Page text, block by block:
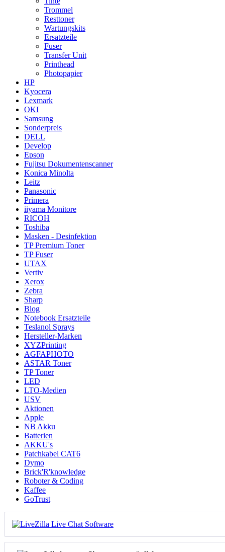
Trommel
Resttoner
Wartungskits
Ersatzteile
Fuser
Transfer Unit
Printhead
Photopapier
HP
Kyocera
Lexmark
OKI
Samsung
Sonderpreis
DELL
Develop
Epson
Fujitsu Dokumentenscanner
Konica Minolta
Leitz
Panasonic
Primera
iiyama Monitore
RICOH
Toshiba
Masken - Desinfektion
TP Premium Toner
TP Fuser
UTAX
Vertiv
Xerox
Zebra
Sharp
Blog
Notebook Ersatzteile
Teslanol Sprays
Hersteller-Marken
XYZPrinting
AGFAPHOTO
ASTAR Toner
TP Toner
LED
LTO-Medien
USV
Aktionen
Apple
NB Akku
Batterien
AKKU's
Patchkabel CAT6
Dymo
Brick'R'knowledge
Roboter & Coding
Kaffee
GoTrust